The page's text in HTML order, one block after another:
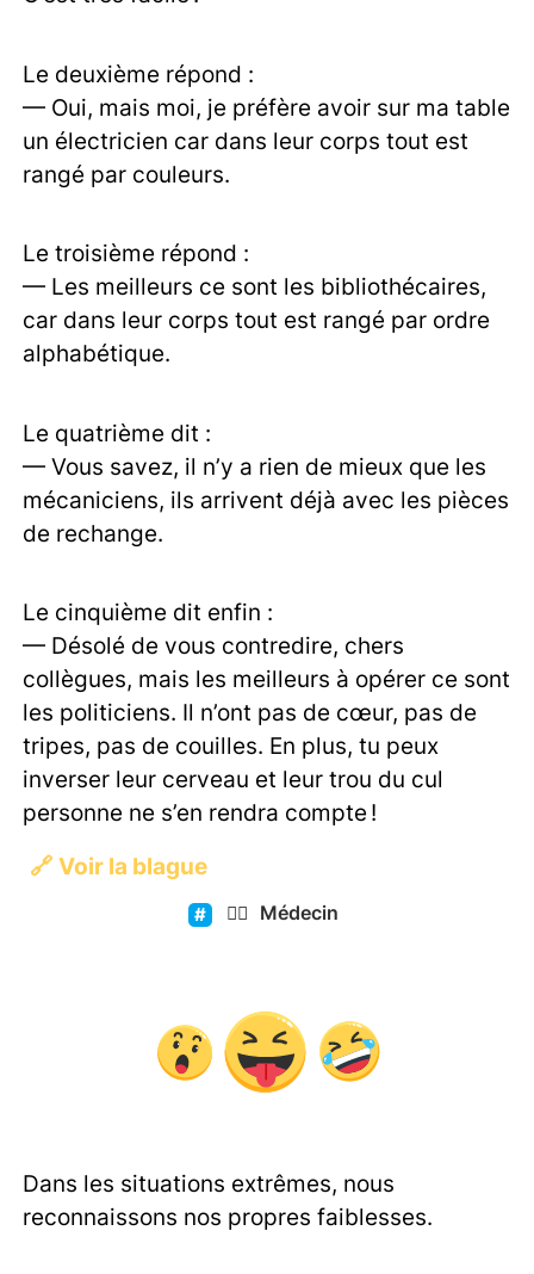
Le deuxième répond :
— Oui, mais moi, je préfère avoir sur ma table
un électricien car dans leur corps tout est
rangé par couleurs.
Le troisième répond :
— Les meilleurs ce sont les bibliothécaires,
car dans leur corps tout est rangé par ordre
alphabétique.
Le quatrième dit :
— Vous savez, il n’y a rien de mieux que les
mécaniciens, ils arrivent déjà avec les pièces
de rechange.
Le cinquième dit enfin :
— Désolé de vous contredire, chers
collègues, mais les meilleurs à opérer ce sont
les politiciens. Il n’ont pas de cœur, pas de
tripes, pas de couilles. En plus, tu peux
inverser leur cerveau et leur trou du cul
personne ne s’en rendra compte !
🔗 Voir la blague
👨‍⚕️ Médecin
Dans les situations extrêmes, nous
reconnaissons nos propres faiblesses.